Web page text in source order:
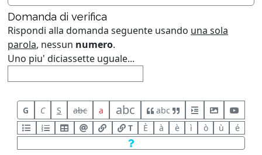
Domanda di verifica
Rispondi alla domanda seguente usando una sola
parola, nessun numero.
Uno piu' diciassette uguale...
G C S abc a abc
abc
T
È à è ì ò ù é